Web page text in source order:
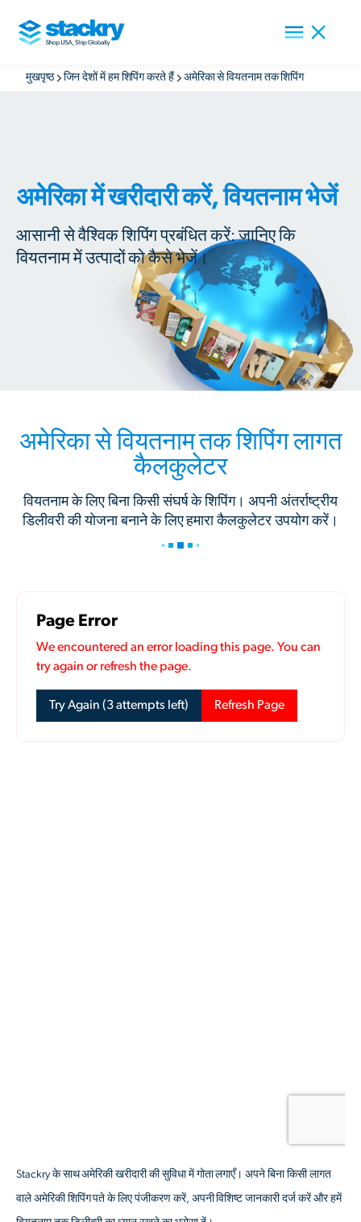
मुखपृष्ठ जिन देशों में हम शिपिंग करते हैं अमेरिका से वियतनाम तक शिपिंग
अमेरिका में खरीदारी करें, वियतनाम भेजें
आसानी से वैश्विक शिपिंग प्रबंधित करें: जानिए कि
वियतनाम में उत्पादों को कैसे भेजें।
अमेरिका से वियतनाम तक शिपिंग लागत
कैलकुलेटर
वियतनाम के लिए बिना किसी संघर्ष के शिपिंग। अपनी अंतर्राष्ट्रीय
डिलीवरी की योजना बनाने के लिए हमारा कैलकुलेटर उपयोग करें।
Stackry के साथ अमेरिकी खरीदारी की सुविधा में गोता लगाएँ। अपने बिना किसी लागत
वाले अमेरिकी शिपिंग पते के लिए पंजीकरण करें, अपनी विशिष्ट जानकारी दर्ज करें और हमें